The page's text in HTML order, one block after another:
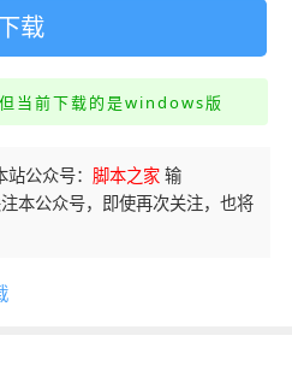
载
当前下载的是windows版
公众号： 脚本之家输
本公众号，即使再次关注，也将